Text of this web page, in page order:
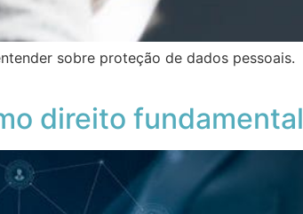
sobre proteção de dados pessoais.
direito fundamental